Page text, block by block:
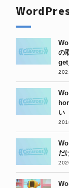
の
い
だ